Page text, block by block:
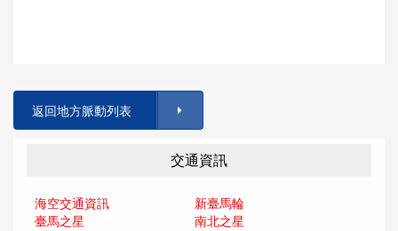
返回地方脈動列表
交通資訊
海空交通資訊
新臺馬輪
臺馬之星
南北之星